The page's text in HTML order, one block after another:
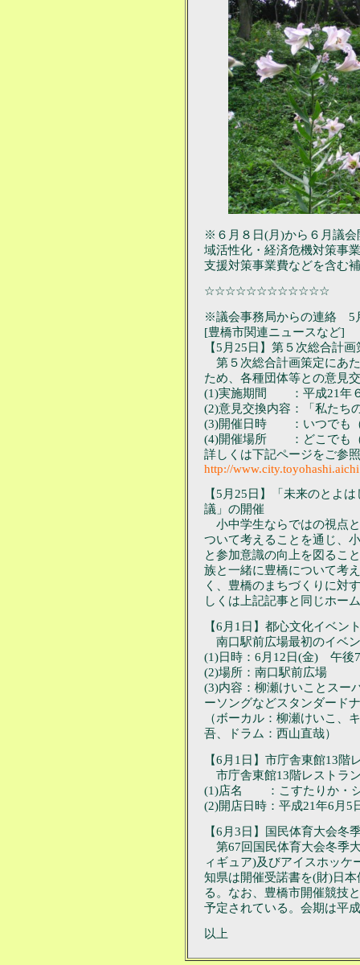
※６月８日(月)から６月議会
域活性化・経済危機対策事
支援対策事業費などを含む
☆☆☆☆☆☆☆☆☆☆☆☆
※議会事務局からの連絡 5
[豊橋市関連ニュースなど]
【5月25日】第５次総合計
第５次総合計画策定にあ
ため、各種団体等との意見
(1)実施期間 ：平成21年６
(2)意見交換内容：「私たち
(3)開催日時 ：いつでも（
(4)開催場所 ：どこでも（
詳しくは下記ページをご参
http://
【5月25日】「未来のとよ
議」の開催
小中学生ならではの視点
ついて考えることを通じ、
と参加意識の向上を図るこ
族と一緒に豊橋について考
く、豊橋のまちづくりに対
しくは上記記事と同じホー
【6月1日】都心文化イベン
南口駅前広場最初のイベ
(1)日時：6月12日(金) 午後
(2)場所：南口駅前広場
(3)内容：柳瀬けいことスー
ーソングなどスタンダード
（ボーカル：柳瀬けいこ、
吾、ドラム：西山直哉）
【6月1日】市庁舎東館13階
市庁舎東館13階レストラ
(1)店名 ：こすたりか・シ
(2)開店日時：平成21年6月5
【6月3日】国民体育大会冬
第67回国民体育大会冬季
ィギュア)及びアイスホッケ
知県は開催受諾書を(財)日
る。なお、豊橋市開催競技
予定されている。会期は平
以上